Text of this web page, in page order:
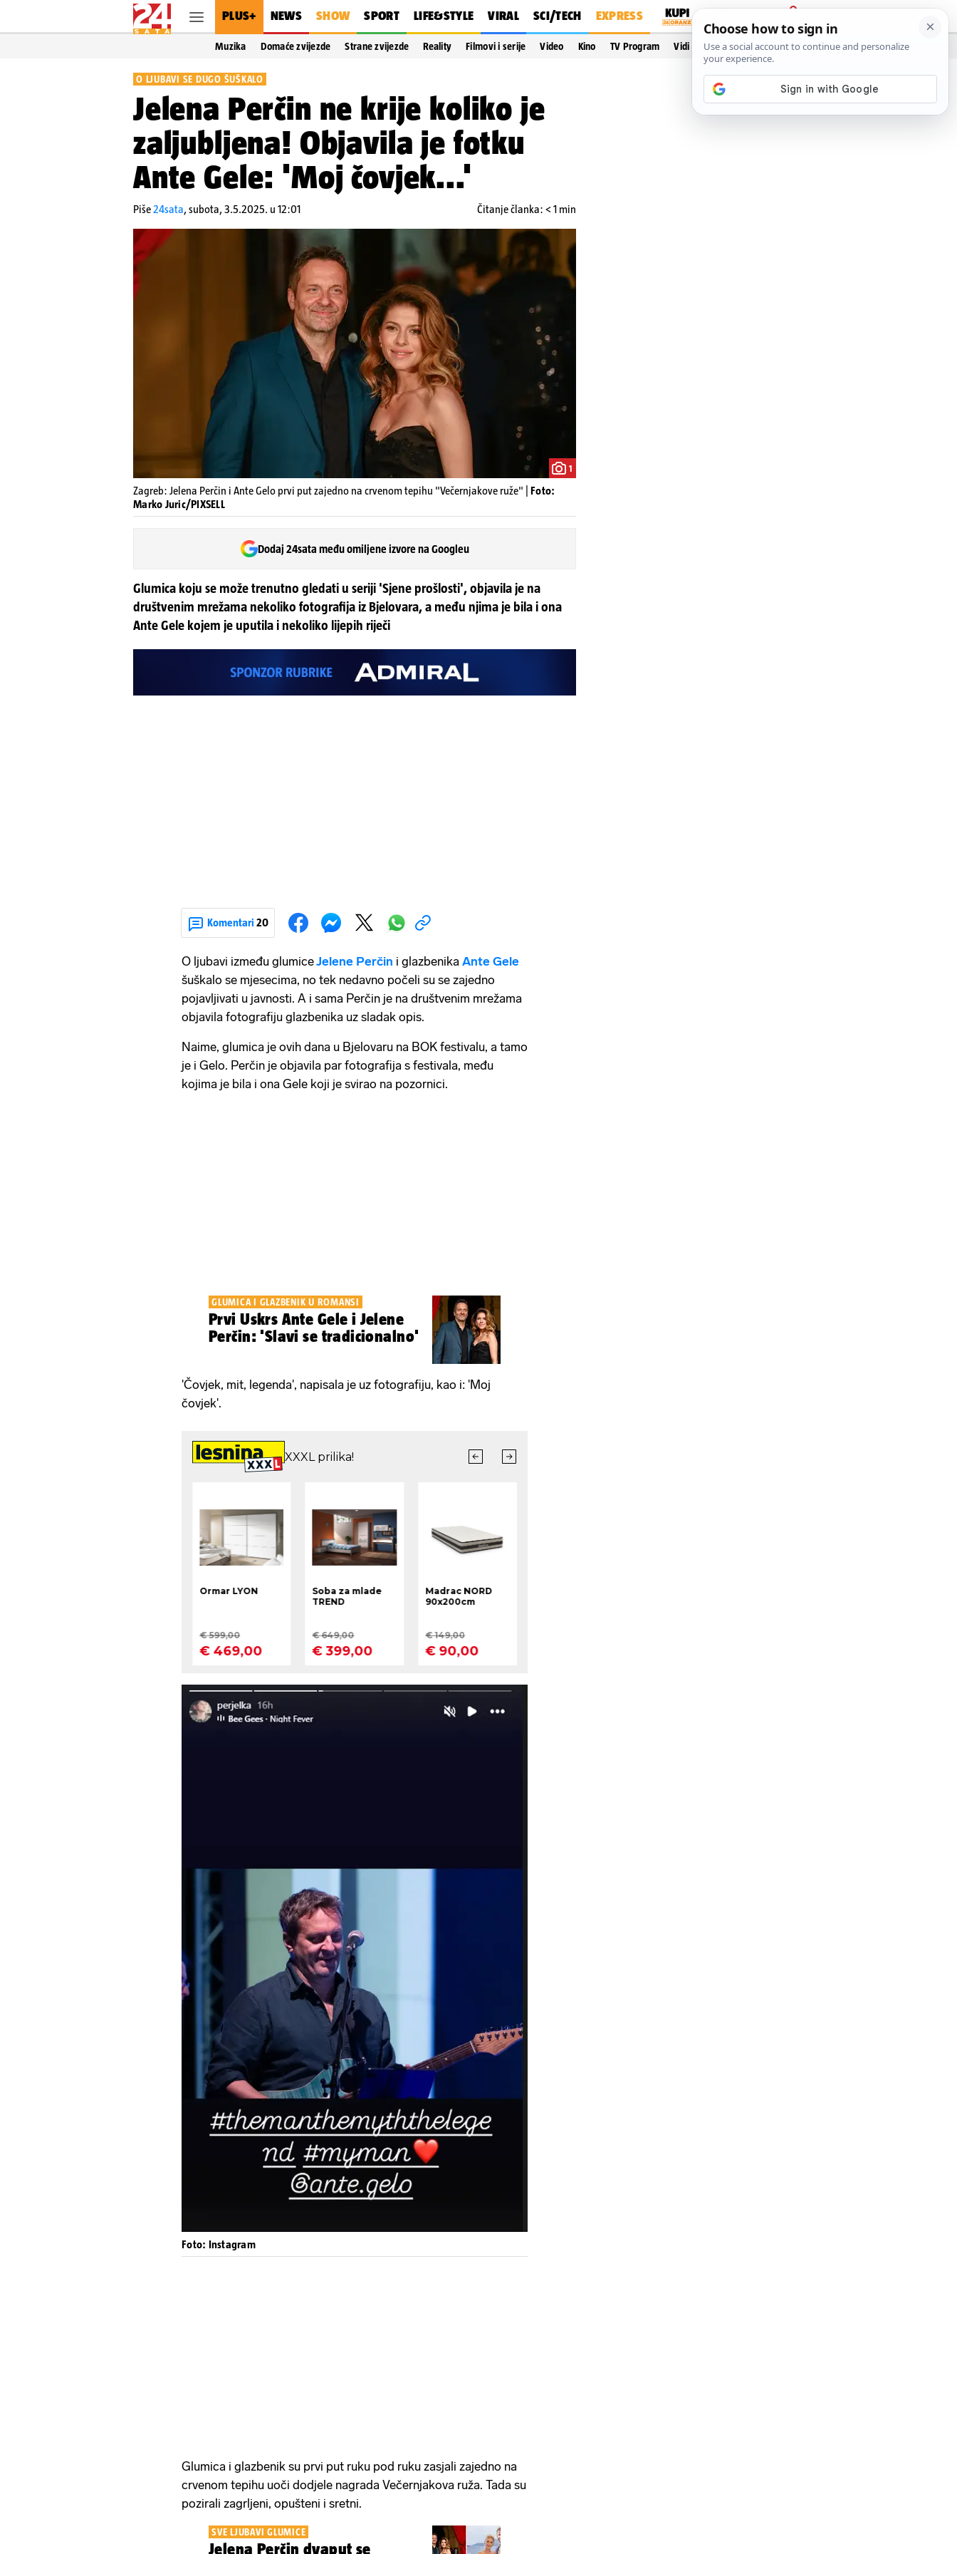
PLUS+ NEWS SHOW SPORT LIFE&STYLE VIRAL SCI/TECH EXPRESS
PRIJAVA
Muzika Domaće zvijezde Strane zvijezde Reality Filmovi i serije Video Kino TV Program Vidi još…
O LJUBAVI SE DUGO ŠUŠKALO
Jelena Perčin ne krije koliko je
zaljubljena! Objavila je fotku
Ante Gele: 'Moj čovjek...'
Piše24sata,subota, 3.5.2025. u 12:01 Čitanje članka: < 1 min
1
Zagreb: Jelena Perčin i Ante Gelo prvi put zajedno na crvenom tepihu "Večernjakove ruže" | Foto:
Marko Juric/PIXSELL
Dodaj 24sata među omiljene izvore na Googleu
Glumica koju se može trenutno gledati u seriji 'Sjene prošlosti', objavila je na
društvenim mrežama nekoliko fotografija iz Bjelovara, a među njima je bila i ona
Ante Gele kojem je uputila i nekoliko lijepih riječi
Komentari 20
O ljubavi između glumiceJelene Perčin i glazbenika Ante Gele
šuškalo se mjesecima, no tek nedavno počeli su se zajedno
pojavljivati u javnosti. A i sama Perčin je na društvenim mrežama
objavila fotografiju glazbenika uz sladak opis.
Naime, glumica je ovih dana u Bjelovaru na BOK festivalu, a tamo
je i Gelo. Perčin je objavila par fotografija s festivala, među
kojima je bila i ona Gele koji je svirao na pozornici.
GLUMICA I GLAZBENIK U ROMANSI
Prvi Uskrs Ante Gele i Jelene
Perčin: 'Slavi se tradicionalno'
'Čovjek, mit, legenda', napisala je uz fotografiju, kao i: 'Moj
čovjek'.
Foto: Instagram
Glumica i glazbenik su prvi put ruku pod ruku zasjali zajedno na
crvenom tepihu uoči dodjele nagrada Večernjakova ruža. Tada su
pozirali zagrljeni, opušteni i sretni.
SVE LJUBAVI GLUMICE
Jelena Perčin dvaput se